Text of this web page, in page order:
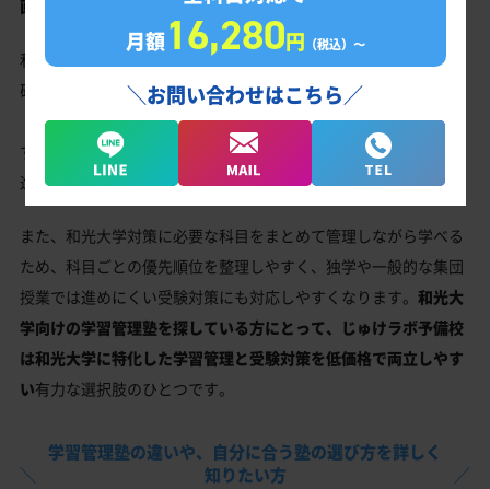
画を作成し、日々の学習内容を管理する学習管理塾です。
和光大学の入試傾向を踏まえながら、今の自分に必要な対策を明
確にして進められるため、「何を勉強すればいいかわからない」
「計画通りに進まない」といった悩みを減らしやすいのが特長で
す。
全科目合計で月額16,280円で和光大学に必要な受験対策を
進めやすいのも、じゅけラボ予備校の強みです。
また、和光大学対策に必要な科目をまとめて管理しながら学べる
ため、科目ごとの優先順位を整理しやすく、独学や一般的な集団
授業では進めにくい受験対策にも対応しやすくなります。 和光大
学向けの学習管理塾を探している方にとって、じゅけラボ予備校
は和光大学に特化した学習管理と受験対策を低価格で両立しやす
い有力な選択肢のひとつです。
学習管理塾の違いや、 自分に合う塾の選び方を詳しく
知りたい方
月額16,280円 （税込）〜
＼お問い合わせはこちら／